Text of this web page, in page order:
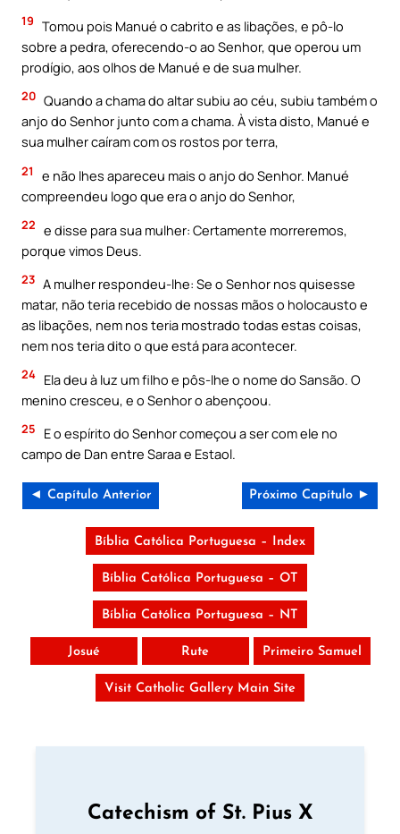
19 Tomou pois Manué o cabrito e as libações, e pô-lo
sobre a pedra, oferecendo-o ao Senhor, que operou um
prodígio, aos olhos de Manué e de sua mulher.
20 Quando a chama do altar subiu ao céu, subiu também o
anjo do Senhor junto com a chama. À vista disto, Manué e
sua mulher caíram com os rostos por terra,
21
e não lhes apareceu mais o anjo do Senhor. Manué
compreendeu logo que era o anjo do Senhor,
22 e disse para sua mulher: Certamente morreremos,
porque vimos Deus.
23 A mulher respondeu-lhe: Se o Senhor nos quisesse
matar, não teria recebido de nossas mãos o holocausto e
as libações, nem nos teria mostrado todas estas coisas,
nem nos teria dito o que está para acontecer.
24 Ela deu à luz um filho e pôs-lhe o nome do Sansão. O
menino cresceu, e o Senhor o abençoou.
25
E o espírito do Senhor começou a ser com ele no
campo de Dan entre Saraa e Estaol.
◄ Capítulo Anterior Próximo Capítulo ►
Bíblia Católica Portuguesa – Index
Bíblia Católica Portuguesa – OT
Bíblia Católica Portuguesa – NT
Josué Rute Primeiro Samuel
Visit Catholic Gallery Main Site
Catechism of St. Pius X